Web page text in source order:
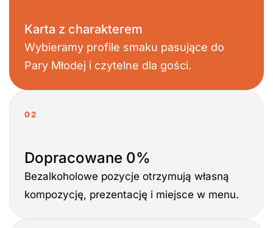
Karta z charakterem
Wybieramy profile smaku pasujące do
Pary Młodej i czytelne dla gości.
02
Dopracowane 0%
Bezalkoholowe pozycje otrzymują własną
kompozycję, prezentację i miejsce w menu.